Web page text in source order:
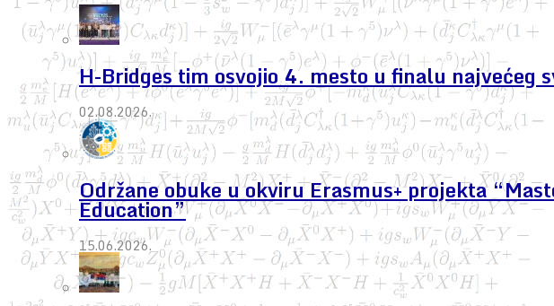
H-Bridges tim osvojio 4. mesto u finalu najvećeg
02.08.2026.
Održane obuke u okviru Erasmus+ projekta
Education”
15.06.2026.